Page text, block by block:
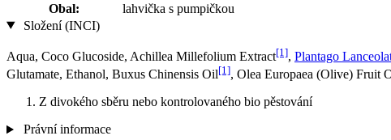
Obal:
lahvička s pumpičkou
Složení (INCI)
Aqua, Coco Glucoside, Achillea Millefolium Extract[1], Plantago
Glutamate, Ethanol, Buxus Chinensis Oil[1], Olea Europaea (Olive) Fruit
Z divokého sběru nebo kontrolovaného bio pěstování
Právní informace